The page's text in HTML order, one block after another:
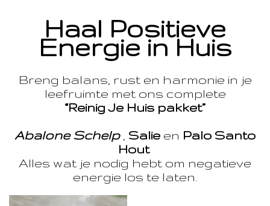
Haal Positieve
Energie in Huis
Breng balans, rust en harmonie in je
leefruimte met ons complete
“Reinig Je Huis pakket”
Abalone Schelp, Salie en Palo Santo
Hout
Alles wat je nodig hebt om negatieve
energie los te laten.